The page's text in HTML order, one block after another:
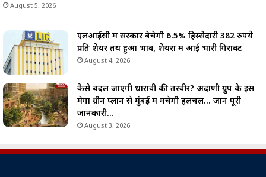
August 5, 2026
एलआईसी में सरकार बेचेगी 6.5% हिस्सेदारी 382 रुपये
प्रति शेयर तय हुआ भाव, शेयरों में आई भारी गिरावट
August 4, 2026
कैसे बदल जाएगी धारावी की तस्वीर? अदाणी ग्रुप के इस
मेगा ग्रीन प्लान से मुंबई में मचेगी हलचल… जानें पूरी
जानकारी…
August 3, 2026